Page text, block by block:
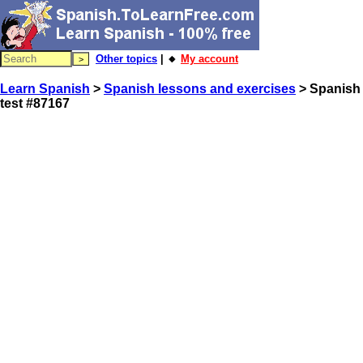
Other topics | 🔸 My account
Learn Spanish > Spanish lessons and exercises > Spanish
test #87167